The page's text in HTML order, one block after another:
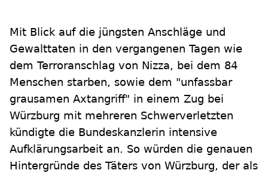
Mit Blick auf die jüngsten Anschläge und
Gewalttaten in den vergangenen Tagen wie
dem Terroranschlag von Nizza, bei dem 84
Menschen starben, sowie dem "unfassbar
grausamen Axtangriff" in einem Zug bei
Würzburg mit mehreren Schwerverletzten
kündigte die Bundeskanzlerin intensive
Aufklärungsarbeit an. So würden die genauen
Hintergründe des Täters von Würzburg, der als